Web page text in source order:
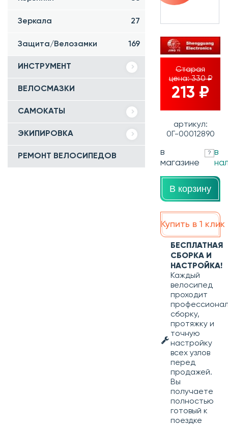
Зеркала 27
Защита/Велозамки 169
ИНСТРУМЕНТ
ВЕЛОСМАЗКИ
САМОКАТЫ
ЭКИПИРОВКА
РЕМОНТ ВЕЛОСИПЕДОВ
Старая
цена:330 ₽
213 ₽
артикул:
0Г-00012890
в
магазине
? в
В корзину
Купить в 1 клик
БЕСПЛАТНАЯ
СБОРКА И
НАСТРОЙКА!
Каждый
велосипед
проходит
сборку,
протяжку и
точную
настройку
всех узлов
перед
продажей.
Вы
получаете
полностью
готовый к
поездке